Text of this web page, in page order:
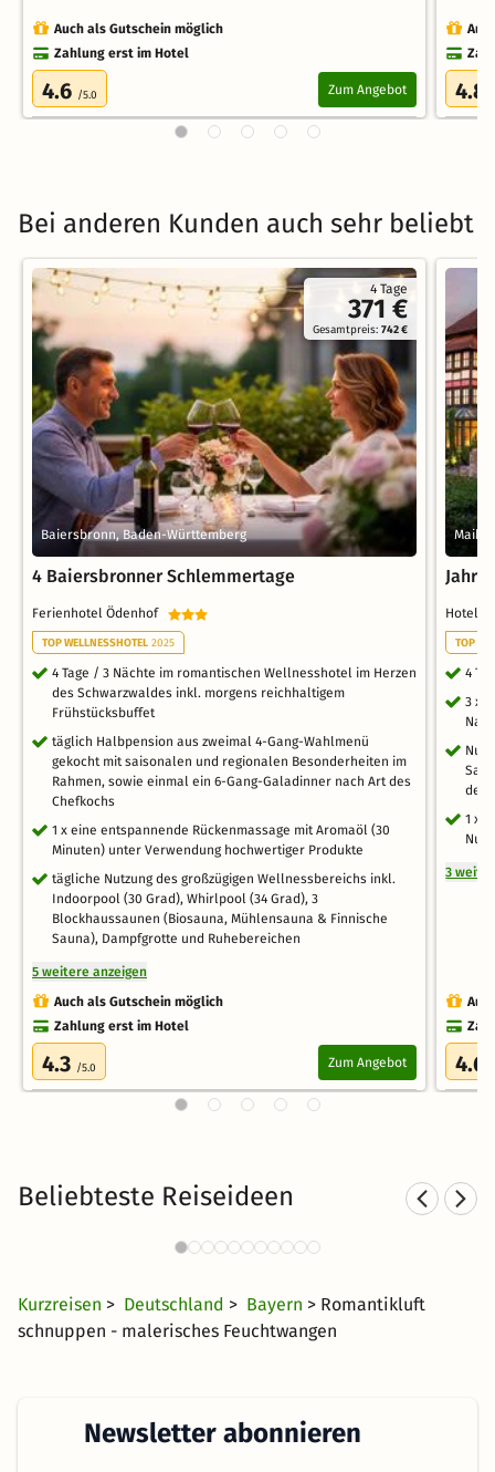
Auch als Gutschein möglich
Zahlung erst im Hotel
4.6 /5.0 Zum Angebot 4.8
Bei anderen Kunden auch sehr beliebt
4 Tage
371 €
Gesamtpreis:742 €
Baiersbronn, Baden-Württemberg
4 Baiersbronner Schlemmertage
Ferienhotel Ödenhof
TOP WELLNESSHOTEL 2025
4 Tage / 3 Nächte im romantischen Wellnesshotel im Herzen
des Schwarzwaldes inkl. morgens reichhaltigem
Frühstücksbuffet
täglich Halbpension aus zweimal 4-Gang-Wahlmenü
gekocht mit saisonalen und regionalen Besonderheiten im
Rahmen, sowie einmal ein 6-Gang-Galadinner nach Art des
Chefkochs
1 x eine entspannende Rückenmassage mit Aromaöl (30
Minuten) unter Verwendung hochwertiger Produkte
tägliche Nutzung des großzügigen Wellnessbereichs inkl.
Indoorpool (30 Grad), Whirlpool (34 Grad), 3
Blockhaussaunen (Biosauna, Mühlensauna & Finnische
Sauna), Dampfgrotte und Ruhebereichen
5 weitere anzeigen
Auch als Gutschein möglich
Zahlung erst im Hotel
4.3 /5.0 Zum Angebot
Hotel
TOP
4
3 x
der
1 x
3
4.6
Beliebteste Reiseideen
Weinhotels in Bayern
739 Angebote
Kurzreisen > Deutschland > Bayern > Romantikluft
schnuppen - malerisches Feuchtwangen
Newsletter abonnieren